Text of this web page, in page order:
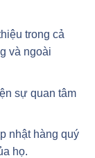
trong cả
và ngoài
sự quan tâm
nhật hàng quý
họ.